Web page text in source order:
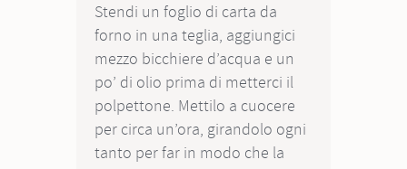
Stendi un foglio di carta da
forno in una teglia, aggiungici
mezzo bicchiere d’acqua e un
po’ di olio prima di metterci il
polpettone. Mettilo a cuocere
per circa un’ora, girandolo ogni
tanto per far in modo che la